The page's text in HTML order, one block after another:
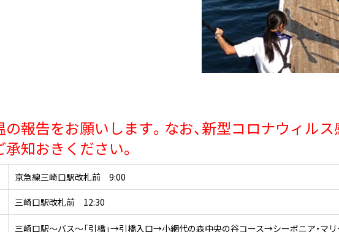
報告をお願いします。なお、新型コロナウィルス
知おきください。
京急線三崎口駅改札前 9:00
三崎口駅改札前 12:30
三崎口駅～バス～「引橋」→引橋入口→小網代の森中央の谷コース→シーボニア・マ